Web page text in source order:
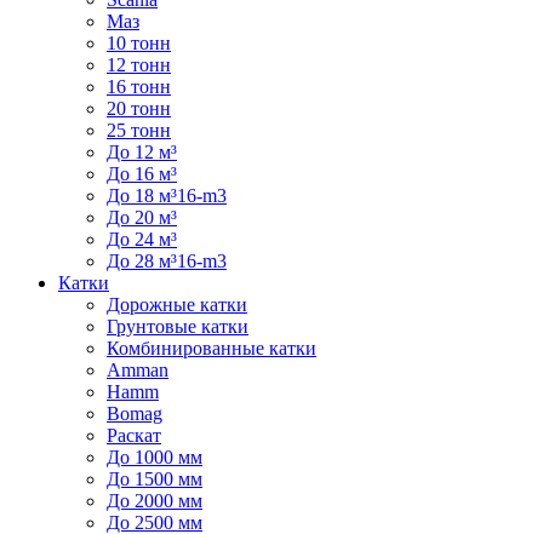
Маз
10 тонн
12 тонн
16 тонн
20 тонн
25 тонн
До 12 м³
До 16 м³
До 18 м³16-m3
До 20 м³
До 24 м³
До 28 м³16-m3
Катки
Дорожные катки
Грунтовые катки
Комбинированные катки
Amman
Hamm
Bomag
Раскат
До 1000 мм
До 1500 мм
До 2000 мм
До 2500 мм